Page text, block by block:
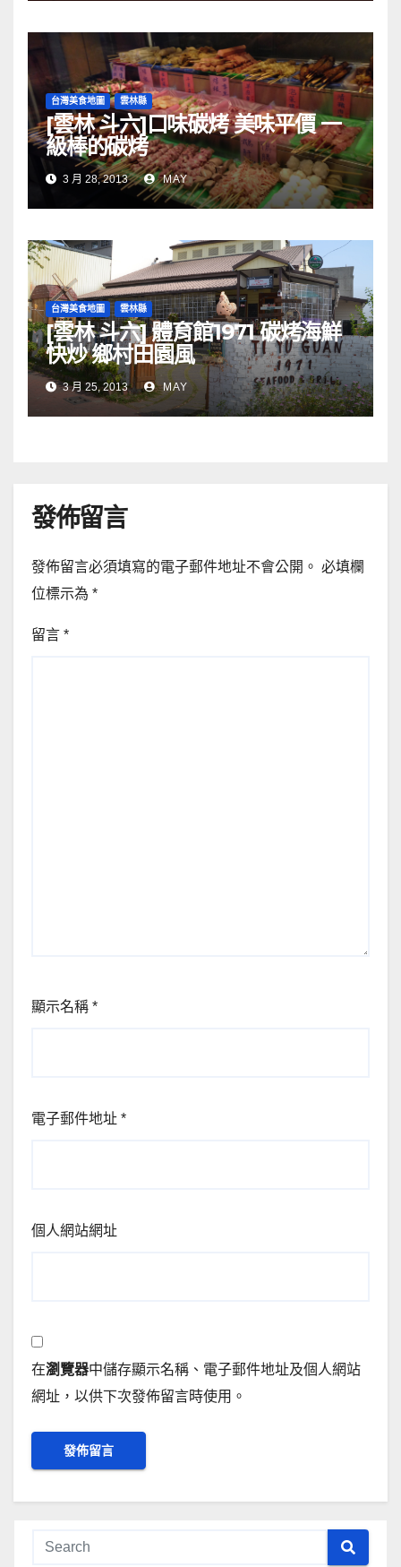
台灣美食地圖 雲林縣
[雲林 斗六]口味碳烤 美味平價 一
級棒的碳烤
3 月 28, 2013 MAY
台灣美食地圖 雲林縣
[雲林 斗六] 體育館1971 碳烤海鮮
快炒 鄉村田園風
3 月 25, 2013 MAY
發佈留言
發佈留言必須填寫的電子郵件地址不會公開。 必填欄
位標示為 *
留言 *
顯示名稱 *
電子郵件地址 *
個人網站網址
在瀏覽器中儲存顯示名稱、電子郵件地址及個人網站
網址，以供下次發佈留言時使用。